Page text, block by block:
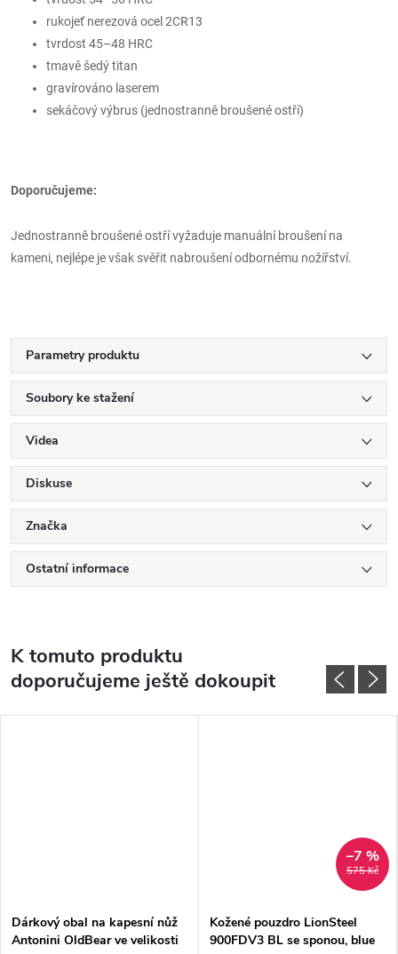
rukojeť nerezová ocel 2CR13
tvrdost 45–48 HRC
tmavě šedý titan
gravírováno laserem
sekáčový výbrus (jednostranně broušené ostří)
Doporučujeme:
Jednostranně broušené ostří vyžaduje manuální broušení na
kameni, nejlépe je však svěřit nabroušení odbornému nožířství.
Parametry produktu
Soubory ke stažení
Videa
Diskuse
Značka
Ostatní informace
K tomuto produktu
doporučujeme ještě dokoupit
Dárkový obal na kapesní nůž
Antonini OldBear ve velikosti
575 Kč
–7 %
Kožené pouzdro LionSteel
900FDV3 BL se sponou, blue